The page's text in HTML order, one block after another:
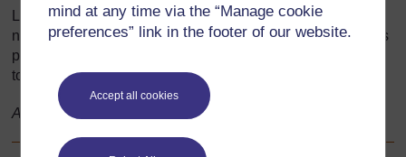
mind at any time via the “Manage cookie
preferences” link in the footer of our website.
Accept all cookies
Les récentes recherches suggèrent que la montée du
niveau des mers produite par les changements climatiques
pourra accentuer le phénomène d'érosion de la côte
togolaise.
Adapté de: Find Articles, Website